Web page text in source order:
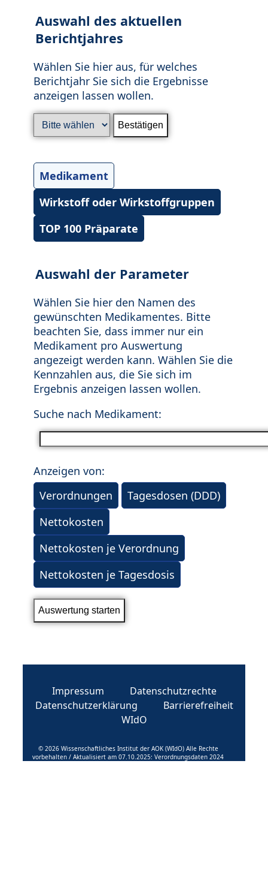
Auswahl des aktuellen
Berichtjahres
Wählen Sie hier aus, für welches
Berichtjahr Sie sich die Ergebnisse
anzeigen lassen wollen.
Medikament
Wirkstoff oder Wirkstoffgruppen
TOP 100 Präparate
Auswahl der Parameter
Wählen Sie hier den Namen des
gewünschten Medikamentes. Bitte
beachten Sie, dass immer nur ein
Medikament pro Auswertung
angezeigt werden kann. Wählen Sie die
Kennzahlen aus, die Sie sich im
Ergebnis anzeigen lassen wollen.
Suche nach Medikament:
Anzeigen von:
Verordnungen
Tagesdosen (DDD)
Nettokosten
Nettokosten je Verordnung
Nettokosten je Tagesdosis
Impressum
Datenschutzrechte
Datenschutzerklärung
Barrierefreiheit
WIdO
© 2026 Wissenschaftliches Institut der AOK (WIdO) Alle Rechte
vorbehalten / Aktualisiert am 07.10.2025: Verordnungsdaten 2024